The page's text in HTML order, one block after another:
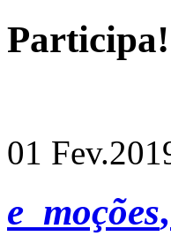
01 Fev.
e_moções